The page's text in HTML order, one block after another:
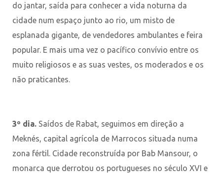
do jantar, saída para conhecer a vida noturna da
cidade num espaço junto ao rio, um misto de
esplanada gigante, de vendedores ambulantes e feira
popular. E mais uma vez o pacífico convívio entre os
muito religiosos e as suas vestes, os moderados e os
não praticantes.
3º dia. Saídos de Rabat, seguimos em direção a
Meknés, capital agrícola de Marrocos situada numa
zona fértil. Cidade reconstruída por Bab Mansour, o
monarca que derrotou os portugueses no século XVI e